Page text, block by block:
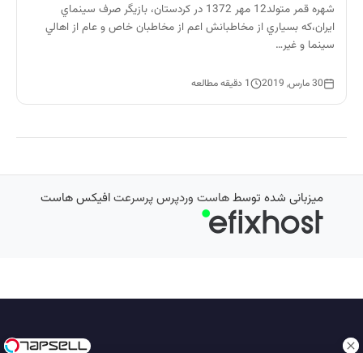
شهره قمر متولد12 مهر 1372 در کردستان، بازيگر صرف سينماي
ايران،که بسياري از مخاطبانش اعم از مخاطبان خاص و عام از اهالي
سينما و غير…
30 مارس, 2019 1 دقیقه مطالعه
میزبانی شده توسطهاست وردپرس پرسرعتافیکس هاست